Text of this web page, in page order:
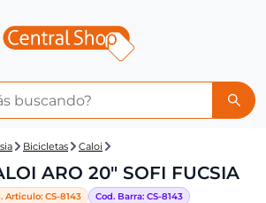
BICICLETA
Bicicletas Caloi
ARO 20" SOFI FUCSIA
Articulo: CS-8143 Cod. Barra: CS-8143